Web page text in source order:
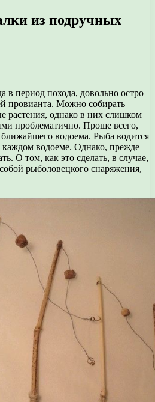
из подручных
в период похода, довольно остро
провианта. Можно собирать
растения, однако в них слишком
проблематично. Проще всего,
водоема. Рыба водится
каждом водоеме. Однако, прежде
О том, как это сделать, в случае,
рыболовецкого снаряжения,